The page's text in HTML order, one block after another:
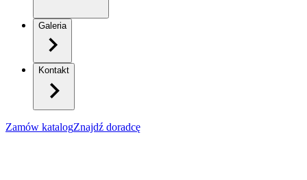
Galeria
Kontakt
Zamów katalogZnajdź doradcę